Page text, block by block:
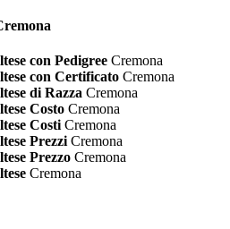
con Pedigree Cremona
con Certificato Cremona
di Razza Cremona
Costo Cremona
Costi Cremona
Prezzi Cremona
Prezzo Cremona
Cremona